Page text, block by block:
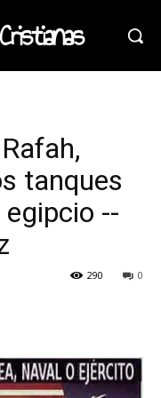
tanques
--
0
290